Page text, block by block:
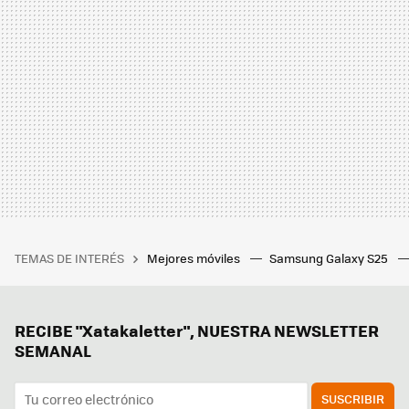
TEMAS DE INTERÉS Mejores móviles Samsung Galaxy S25
RECIBE "Xatakaletter", NUESTRA NEWSLETTER
SEMANAL
SUSCRIBIR